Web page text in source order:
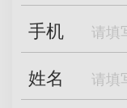
手机
姓名